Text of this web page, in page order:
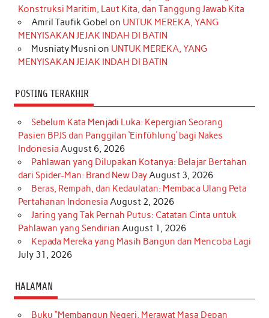
k
a
m
s
t
n
Konstruksi Maritim, Laut Kita, dan Tanggung Jawab Kita
Amril Taufik Gobel on UNTUK MEREKA, YANG
MENYISAKAN JEJAK INDAH DI BATIN
Musniaty Musni on UNTUK MEREKA, YANG
MENYISAKAN JEJAK INDAH DI BATIN
POSTING TERAKHIR
Sebelum Kata Menjadi Luka: Kepergian Seorang
Pasien BPJS dan Panggilan ‘Einfühlung’ bagi Nakes
Indonesia August 6, 2026
Pahlawan yang Dilupakan Kotanya: Belajar Bertahan
dari Spider-Man: Brand New DayAugust 3, 2026
Beras, Rempah, dan Kedaulatan: Membaca Ulang Peta
Pertahanan Indonesia August 2, 2026
Jaring yang Tak Pernah Putus: Catatan Cinta untuk
Pahlawan yang Sendirian August 1, 2026
Kepada Mereka yang Masih Bangun dan Mencoba Lagi
July 31, 2026
HALAMAN
Buku “Membangun Negeri, Merawat Masa Depan